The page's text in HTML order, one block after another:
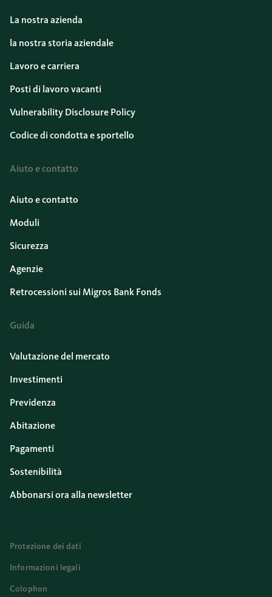
La nostra azienda
la nostra storia aziendale
Lavoro e carriera
Posti di lavoro vacanti
Vulnerability Disclosure Policy
Codice di condotta e sportello
Aiuto e contatto
Aiuto e contatto
Moduli
Sicurezza
Agenzie
Retrocessioni sui Migros Bank Fonds
Guida
Valutazione del mercato
Investimenti
Previdenza
Abitazione
Pagamenti
Sostenibilità
Abbonarsi ora alla newsletter
Protezione dei dati
Informazioni legali
Colophon